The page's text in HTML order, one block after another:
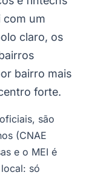
com um
claro, os
bairro mais
forte.
são
(CNAE
e o MEI é
só